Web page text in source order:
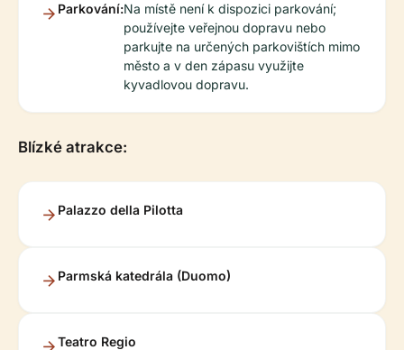
Parkování:Na místě není k dispozici parkování;
používejte veřejnou dopravu nebo
parkujte na určených parkovištích mimo
město a v den zápasu využijte
kyvadlovou dopravu.
Blízké atrakce:
Palazzo della Pilotta
Parmská katedrála (Duomo)
Teatro Regio